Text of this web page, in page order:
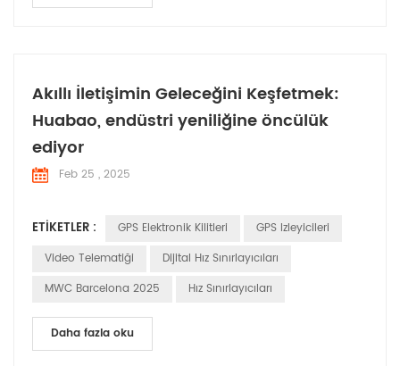
Akıllı İletişimin Geleceğini Keşfetmek:
Huabao, endüstri yeniliğine öncülük
ediyor
Feb 25 , 2025
ETIKETLER : GPS Elektronik Kilitleri
GPS Izleyicileri
Video Telematiği
Dijital Hız Sınırlayıcıları
MWC Barcelona 2025
Hız Sınırlayıcıları
Daha fazla oku